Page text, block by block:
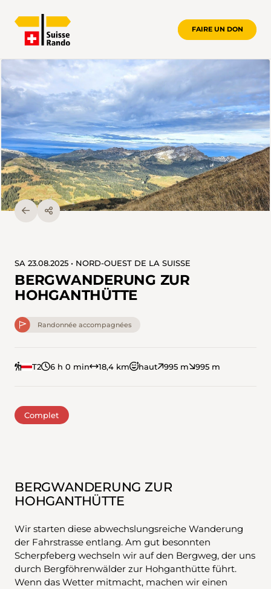
FAIRE UN DON
SA 23.08.2025 • NORD-OUEST DE LA SUISSE
BERGWANDERUNG ZUR
HOHGANTHÜTTE
Randonnée accompagnées
T2 6 h 0 min 18,4 km haut 995 m 995 m
Complet
BERGWANDERUNG ZUR
HOHGANTHÜTTE
Wir starten diese abwechslungsreiche Wanderung
der Fahrstrasse entlang. Am gut besonnten
Scherpfeberg wechseln wir auf den Bergweg, der uns
durch Bergföhrenwälder zur Hohganthütte führt.
Wenn das Wetter mitmacht, machen wir einen